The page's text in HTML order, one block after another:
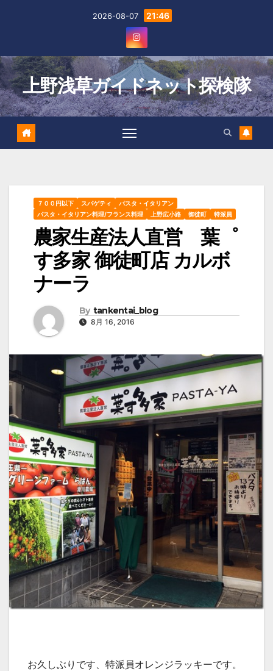
2026-08-07 21:46
上野浅草ガイドネット探検隊
７００円以下 スパゲティ
パスタ・イタリアン
パスタ・イタリアン料理/フランス料理
上野広小路 御徒町 特派員
農家生産法人直営 葉゜
す多家 御徒町店 カルボ
ナーラ
By tankentai_blog
8月 16, 2016
お久しぶりです、特派員オレンジラッキーです。